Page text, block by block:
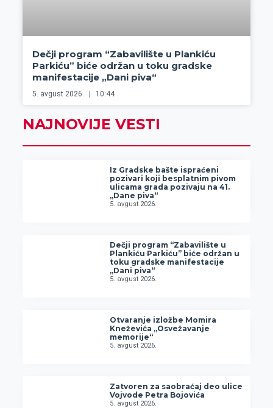
Dečji program “Zabavilište u Plankiću
Parkiću” biće održan u toku gradske
manifestacije „Dani piva“
5. avgust 2026. 10:44
NAJNOVIJE VESTI
Iz Gradske bašte ispraćeni
pozivari koji besplatnim pivom
ulicama grada pozivaju na 41.
„Dane piva“
5. avgust 2026.
Dečji program “Zabavilište u
Plankiću Parkiću” biće održan u
toku gradske manifestacije
„Dani piva“
5. avgust 2026.
Otvaranje izložbe Momira
Kneževića „Osvežavanje
memorije“
5. avgust 2026.
Zatvoren za saobraćaj deo ulice
Vojvode Petra Bojovića
5. avgust 2026.